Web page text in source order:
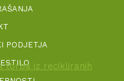
PODJETJA